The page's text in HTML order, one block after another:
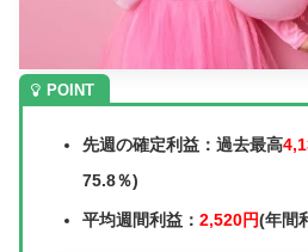
先週の確定利益：過去最高
75.8％)
平均週間利益： 2,520円(年間